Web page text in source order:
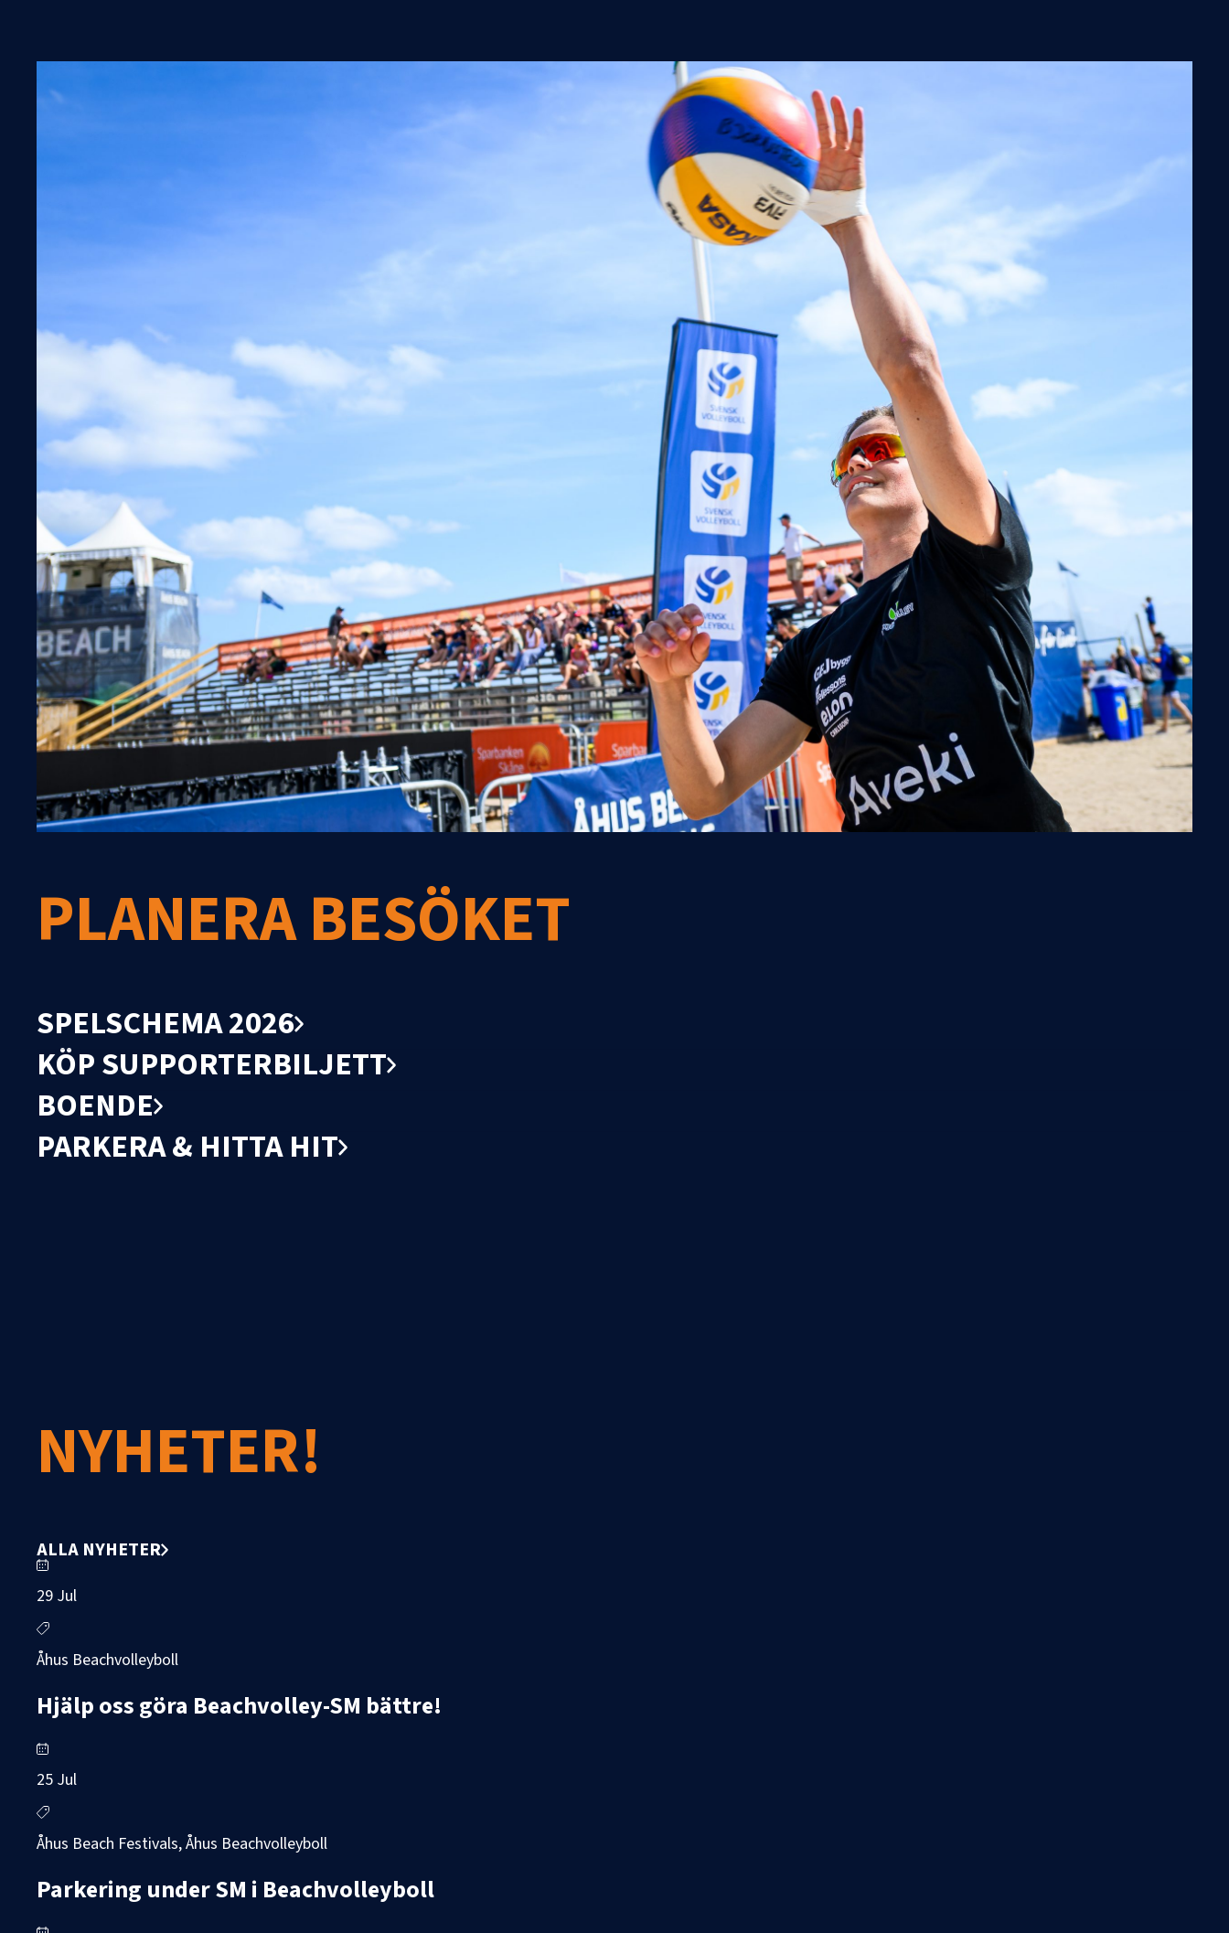
PLANERA BESÖKET
SPELSCHEMA 2026
KÖP SUPPORTERBILJETT
BOENDE
PARKERA & HITTA HIT
NYHETER!
ALLA NYHETER
29 Jul
Åhus Beachvolleyboll
Hjälp oss göra Beachvolley-SM bättre!
25 Jul
Åhus Beach Festivals, Åhus Beachvolleyboll
Parkering under SM i Beachvolleyboll